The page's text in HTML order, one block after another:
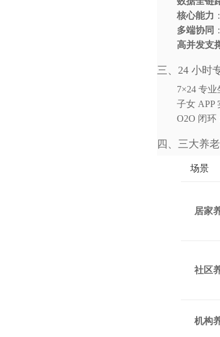
核心能力
多端协同
高并发支
三、24 小时
7×24 专
子女 APP
O2O 闭
四、三大养
场景
居家
社区
机构